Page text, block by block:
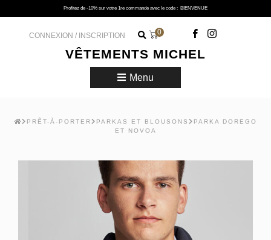
Profitez de -10% sur votre 1re commande avec le code : BIENVENUE
VÊTEMENTS MICHEL
CONNEXION / INSCRIPTION 0
Menu
PRÊT-À-PORTER PARKAS ET BLOUSONS
PARKA DOREGO
ET NOVOA